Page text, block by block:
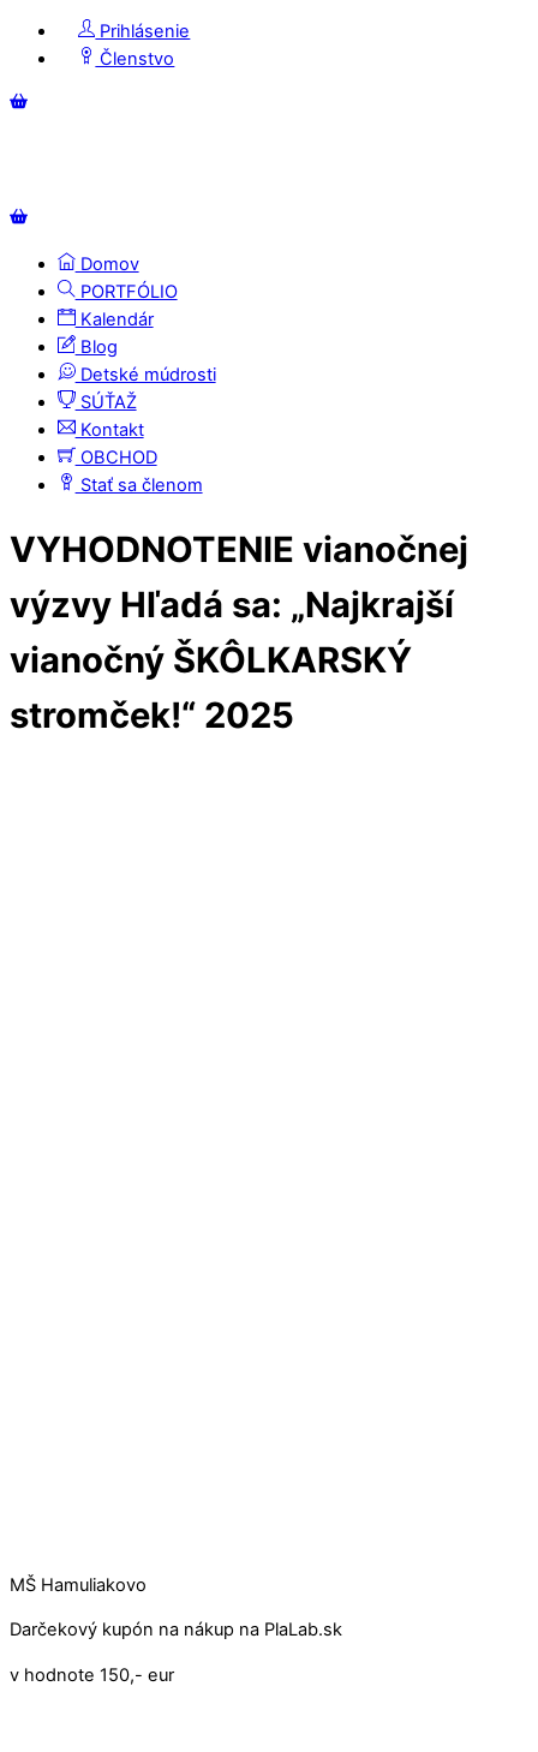
Skip
Prihlásenie
Členstvo
MenuKošík
Košík
Domov
PORTFÓLIO
Kalendár
Blog
Detské múdrosti
SÚŤAŽ
Kontakt
OBCHOD
Stať sa členom
Menu
Cart
VYHODNOTENIE vianočnej
výzvy Hľadá sa: „Najkrajší
vianočný ŠKÔLKARSKÝ
stromček!“ 2025
MŠ Hamuliakovo
Darčekový kupón na nákup na PlaLab.sk
v hodnote 150,- eur